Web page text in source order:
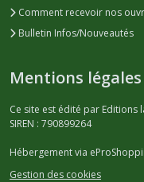
Comment recevoir nos
Bulletin Infos/Nouveautés
Mentions légales
Ce site est édité par Editions
SIREN : 790899264
Hébergement via
Gestion des cookies